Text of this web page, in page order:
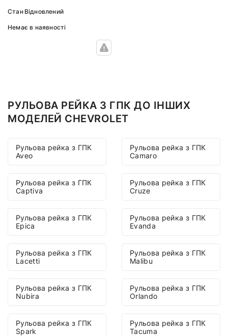
Стан Відновлений
Немає в наявності
РУЛЬОВА РЕЙКА З ГПК ДО ІНШИХ
МОДЕЛЕЙ CHEVROLET
Рульова рейка з ГПК
Aveo
Рульова рейка з ГПК
Camaro
Рульова рейка з ГПК
Captiva
Рульова рейка з ГПК
Cruze
Рульова рейка з ГПК
Epica
Рульова рейка з ГПК
Evanda
Рульова рейка з ГПК
Lacetti
Рульова рейка з ГПК
Malibu
Рульова рейка з ГПК
Nubira
Рульова рейка з ГПК
Orlando
Рульова рейка з ГПК
Spark
Рульова рейка з ГПК
Tacuma